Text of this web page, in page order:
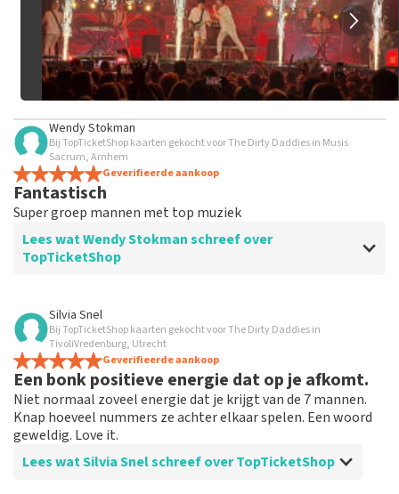
Wendy Stokman
Bij TopTicketShop kaarten gekocht voor The Dirty Daddies in Musis
Sacrum, Arnhem
Geverifieerde aankoop
Fantastisch
Super groep mannen met top muziek
Lees wat Wendy Stokman schreef over
TopTicketShop
Beoordeling van Wendy Stokman over
Prima
Silvia Snel
Bij TopTicketShop kaarten gekocht voor The Dirty Daddies in
TivoliVredenburg, Utrecht
Geverifieerde aankoop
Een bonk positieve energie dat op je afkomt.
Niet normaal zoveel energie dat je krijgt van de 7 mannen.
Knap hoeveel nummers ze achter elkaar spelen. Een woord
geweldig. Love it.
Lees wat Silvia Snel schreef over TopTicketShop